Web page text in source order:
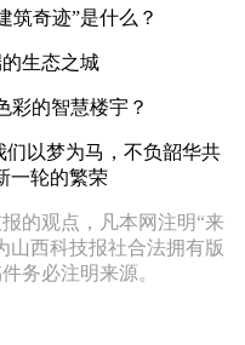
筑奇迹”是什么？
生态之城
彩的智慧楼宇？
以梦为马，不负韶华共
一轮的繁荣
的观点，凡本网注明“来
山西科技报社合法拥有版
务必注明来源。